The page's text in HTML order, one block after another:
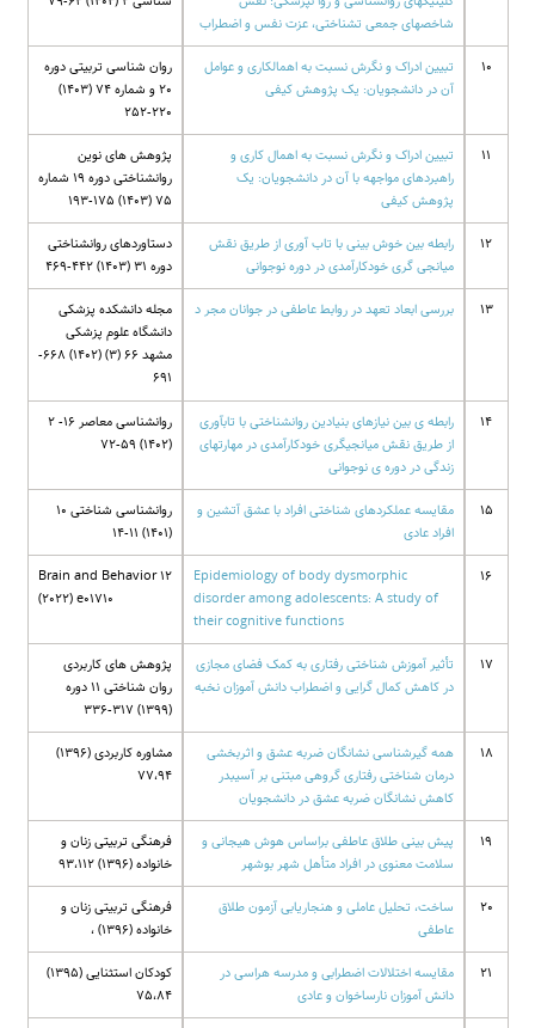
شاخصهای جمعی تشناختی، عزت نفس و اضطراب
10
تبیین ادراک و نگرش نسبت به اهمالکاری و عوامل
آن در دانشجویان: یک پژوهش کیفی
روان شناسی تربیتی دوره
20 و شماره 74 (1403)
220-252
11
تبیین ادراک و نگرش نسبت به اهمال کاری و
راهبردهای مواجهه با آن در دانشجویان: یک
پژوهش کیفی
پژوهش های نوین
روانشناختی دوره 19 شماره
75 (1403) 175-193
12
رابطه بین خوش بینی با تاب آوری از طریق نقش
میانجی گری خودکارآمدی در دوره نوجوانی
دستاوردهای روانشناختی
دوره 31 (1403) 442-469
13 بررسی ابعاد تعهد در روابط عاطفی در جوانان مجر د
مجله دانشکده پزشکی
دانشگاه علوم پزشکی
مشهد 66 (3) (1402) 668-
691
14
رابطه ی بین نیازهای بنیادین روانشناختی با تابآوری
از طریق نقش میانجیگری خودکارآمدی در مهارتهای
زندگی در دوره ی نوجوانی
روانشناسی معاصر 16- 2
(1402) 59-72
15
مقایسه عملکردهای شناختی افراد با عشق آتشین و
افراد عادی
روانشناسی شناختی 10
(1401) 11-14
16
Epidemiology of body dysmorphic
disorder among adolescents: A study of
their cognitive functions
Brain and Behavior 12
(2022) e01710
17
تأثیر آموزش شناختی رفتاری به کمک فضای مجازی
در کاهش کمال گرایی و اضطراب دانش آموزان نخبه
پژوهش های کاربردی
روان شناختی 11 دوره
(1399) 317-336
18
همه گیرشناسی نشانگان ضربه عشق و اثربخشی
درمان شناختی رفتاری گروهی مبتنی بر آسیبدر
کاهش نشانگان ضربه عشق در دانشجویان
مشاوره کاربردی (1396)
77،94
19
پیش بینی طلاق عاطفی براساس هوش هیجانی و
سلامت معنوی در افراد متأهل شهر بوشهر
فرهنگی تربیتی زنان و
خانواده (1396) 93،112
20
ساخت، تحلیل عاملی و هنجاریابی آزمون طلاق
عاطفی
فرهنگی تربیتی زنان و
خانواده (1396) ،
21
مقایسه اختلالات اضطرابی و مدرسه هراسی در
دانش آموزان نارساخوان و عادی
کودکان استثنایی (1395)
75،84